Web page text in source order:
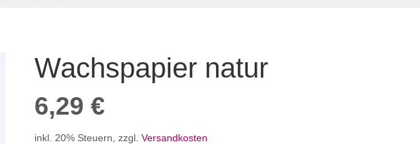
Anfang
Bildergalerie
springen
Wachspapier natur
6,29 €
inkl. 20% Steuern zzgl. Versandkosten